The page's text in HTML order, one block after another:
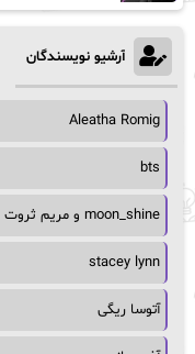
آرشیو نویسندگان
Aleatha Romig
bts
moon_shine و مریم ثروت
stacey lynn
آتوسا ریگی